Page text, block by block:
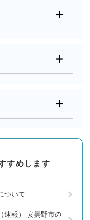
すめします
ついて
速報） 安曇野市の